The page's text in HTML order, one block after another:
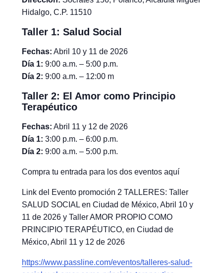
Hidalgo, C.P. 11510
Taller 1: Salud Social
Fechas: Abril 10 y 11 de 2026
Día 1: 9:00 a.m. – 5:00 p.m.
Día 2: 9:00 a.m. – 12:00 m
Taller 2: El Amor como Principio
Terapéutico
Fechas: Abril 11 y 12 de 2026
Día 1: 3:00 p.m. – 6:00 p.m.
Día 2: 9:00 a.m. – 5:00 p.m.
Compra tu entrada para los dos eventos aquí
Link del Evento promoción 2 TALLERES: Taller
SALUD SOCIAL en Ciudad de México, Abril 10 y
11 de 2026 y Taller AMOR PROPIO COMO
PRINCIPIO TERAPÉUTICO, en Ciudad de
México, Abril 11 y 12 de 2026
https://www.passline.com/eventos/talleres-salud-